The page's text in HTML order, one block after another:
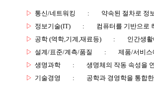
▷ 통신/네트워킹 :
약속된 절차로 정
▷ 정보기술(IT) :
컴퓨터를 기반으로
▷ 공학 (역학,기계,재료등) :
인간생
▷ 설계/표준/계측/품질 :
제품/서비스
▷ 생명과학 :
생명체의 작동 속성을
▷ 기술경영 : 공학과 경영학을 통합